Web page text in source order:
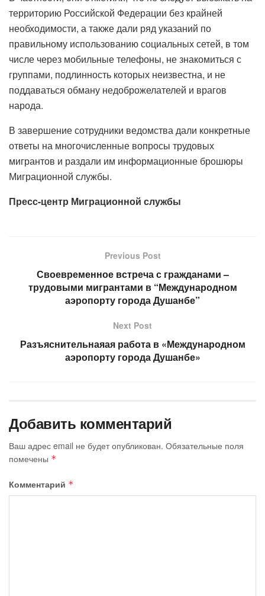
территорию Российской Федерации без крайней
необходимости, а также дали ряд указаний по
правильному использованию социальных сетей, в том
числе через мобильные телефоны, не знакомиться с
группами, подлинность которых неизвестна, и не
поддаваться обману недоброжелателей и врагов
народа.
В завершение сотрудники ведомства дали конкретные
ответы на многочисленные вопросы трудовых
мигрантов и раздали им информационные брошюры
Миграционной службы.
Пресс-центр Миграционной службы
Previous Post
Своевременное встреча с гражданами –
трудовыми мигрантами в “Международном
аэропорту города Душанбе”
Next Post
Разъяснительнаяая работа в «Международном
аэропорту города Душанбе»
Добавить комментарий
Ваш адрес email не будет опубликован. Обязательные поля
помечены *
Комментарий *